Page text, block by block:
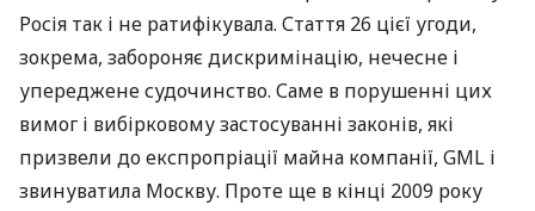
Росія так і не ратифікувала. Стаття 26 цієї угоди,
зокрема, забороняє дискримінацію, нечесне і
упереджене судочинство. Саме в порушенні цих
вимог і вибірковому застосуванні законів, які
призвели до експропріації майна компанії, GML і
звинуватила Москву. Проте ще в кінці 2009 року